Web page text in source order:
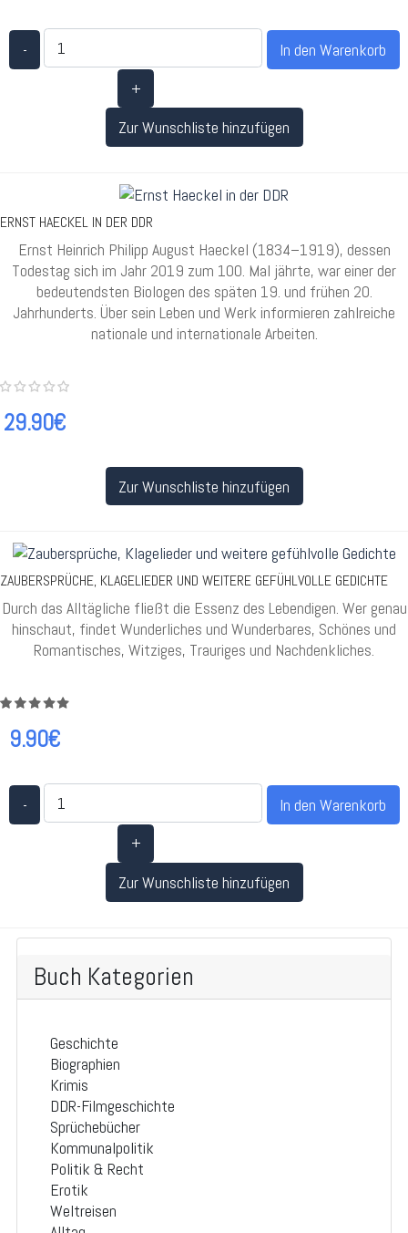
-
+
Zur Wunschliste hinzufügen
ERNST HAECKEL IN DER DDR
Ernst Heinrich Philipp August Haeckel (1834–1919), dessen
Todestag sich im Jahr 2019 zum 100. Mal jährte, war einer der
bedeutendsten Biologen des späten 19. und frühen 20.
Jahrhunderts. Über sein Leben und Werk informieren zahlreiche
nationale und internationale Arbeiten.
29.90€
Zur Wunschliste hinzufügen
ZAUBERSPRÜCHE, KLAGELIEDER UND WEITERE GEFÜHLVOLLE GEDICHTE
Durch das Alltägliche fließt die Essenz des Lebendigen. Wer genau
hinschaut, findet Wunderliches und Wunderbares, Schönes und
Romantisches, Witziges, Trauriges und Nachdenkliches.
9.90€
-
+
Zur Wunschliste hinzufügen
Buch Kategorien
Geschichte
Biographien
Krimis
DDR-Filmgeschichte
Sprüchebücher
Kommunalpolitik
Politik & Recht
Erotik
Weltreisen